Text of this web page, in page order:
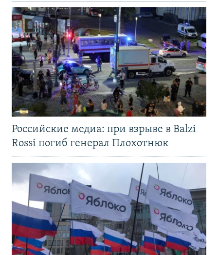
Российские медиа: при взрыве в Balzi
Rossi погиб генерал Плохотнюк